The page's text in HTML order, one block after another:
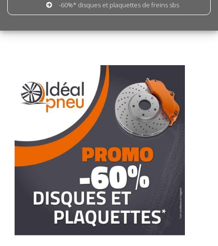
-60%* disques et plaquettes de freins sbs